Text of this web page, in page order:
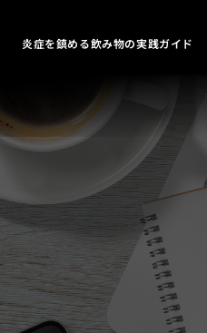
炎症を鎮める飲み物の実践ガイド